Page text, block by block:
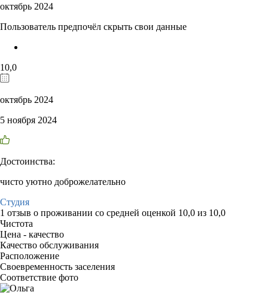
октябрь 2024
Пользователь предпочёл скрыть свои данные
10,0
октябрь 2024
5 ноября 2024
Достоинства:
чисто уютно доброжелательно
Студия
1 отзыв о проживании со средней оценкой 10,0 из 10,0
Чистота
Цена - качество
Качество обслуживания
Расположение
Своевременность заселения
Соответствие фото